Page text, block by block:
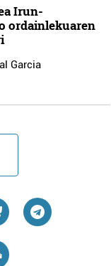
Irun-
ordainlekuaren
Garcia